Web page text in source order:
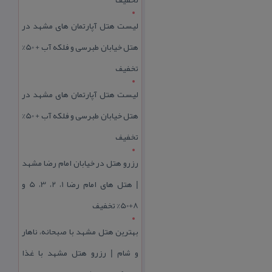
لیست هتل آپارتمان های مشهد در
هتل خیابان طبرسی و فلکه آب + 50%
تخفیف
لیست هتل آپارتمان های مشهد در
هتل خیابان طبرسی و فلکه آب + 50%
تخفیف
رزرو هتل در خیابان امام رضا مشهد
| هتل‌ های امام رضا 1، 2، 3، 5 و
8+50% تخفیف
بهترین هتل مشهد با صبحانه، ناهار
و شام | رزرو هتل مشهد با غذا